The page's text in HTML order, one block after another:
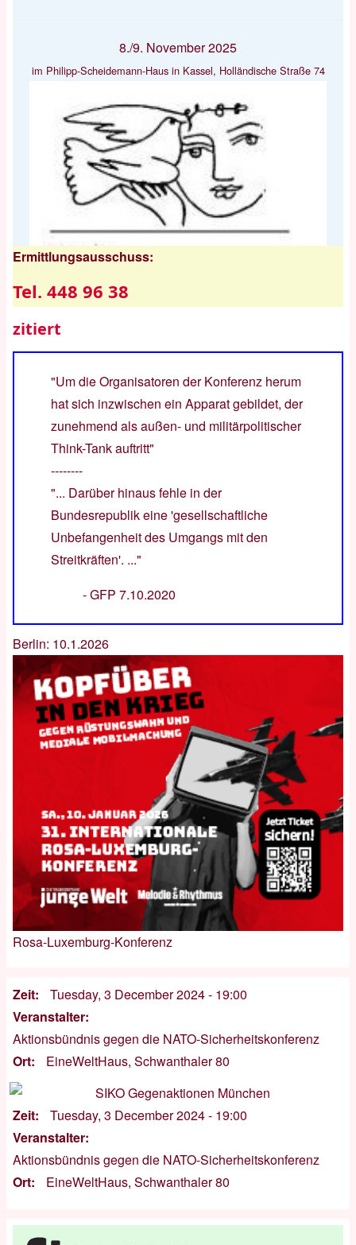
8./9. November 2025
im Philipp-Scheidemann-Haus in Kassel, Holländische Straße 74
Ermittlungsausschuss:
Tel. 448 96 38
zitiert
"Um die Organisatoren der Konferenz herum
hat sich inzwischen ein Apparat gebildet, der
zunehmend als außen- und militärpolitischer
Think-Tank auftritt"
--------
"... Darüber hinaus fehle in der
Bundesrepublik eine 'gesellschaftliche
Unbefangenheit des Umgangs mit den
Streitkräften'. ..."
-GFP 7.10.2020
Berlin: 10.1.2026
Rosa-Luxemburg-Konferenz
Zeit
Tuesday, 3 December 2024 - 19:00
Veranstalter
Aktionsbündnis gegen die NATO-Sicherheitskonferenz
Ort
EineWeltHaus, Schwanthaler 80
Zeit
Tuesday, 3 December 2024 - 19:00
Veranstalter
Aktionsbündnis gegen die NATO-Sicherheitskonferenz
Ort
EineWeltHaus, Schwanthaler 80